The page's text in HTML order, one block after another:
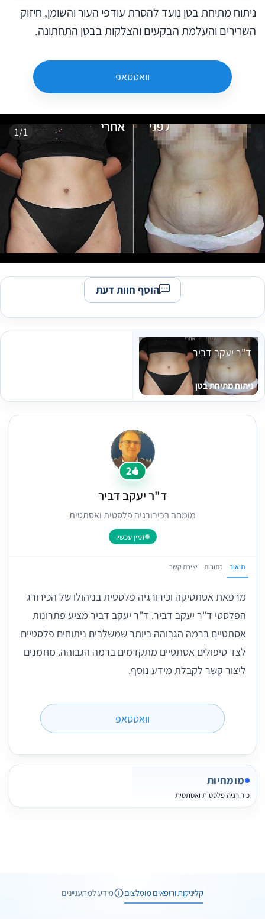
ניתוח מתיחת בטן נועד להסרת עודפי העור והשומן, חיזוק
השרירים והעלמת הבקעים והצלקות בבטן התחתונה.
וואטסאפ
1/1
הוסף חוות דעת
ד"ר יעקב דביר
ניתוח מתיחת בטן
2
ד"ר יעקב דביר
מומחה בכירורגיה פלסטית ואסתטית
זמין עכשיו
תיאור כתובות יצירת קשר
מרפאת אסתטיקה וכירורגיה פלסטית בניהולו של הכירורג
הפלסטי ד"ר יעקב דביר. ד"ר יעקב דביר מציע פתרונות
אסתטיים ברמה הגבוהה ביותר שמשלבים ניתוחים פלסטיים
לצד טיפולים אסתטיים מתקדמים ברמה הגבוהה. מוזמנים
ליצור קשר לקבלת מידע נוסף.
וואטסאפ
מומחיות
כירורגיה פלסטית ואסתטית
קליניקות ורופאים מומלצים מידע למתעניינים
5 תמונות